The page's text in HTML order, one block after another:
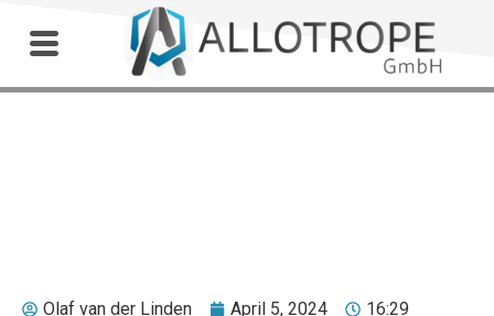
Olaf van der Linden April 5, 2024
16:29